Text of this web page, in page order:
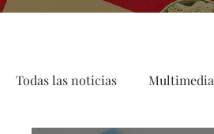
Todas las noticias Multimedia